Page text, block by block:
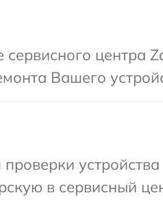
сервисного
Вашего
в сервисный